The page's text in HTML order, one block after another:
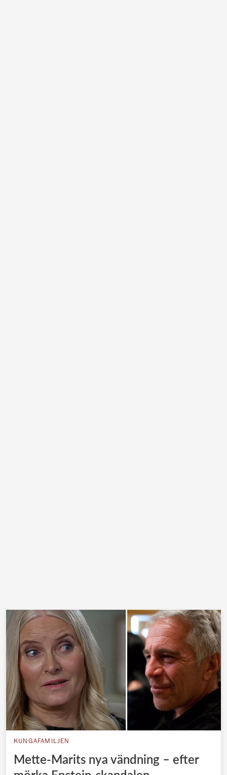
KUNGAFAMILJEN
Mette-Marits nya vändning – efter